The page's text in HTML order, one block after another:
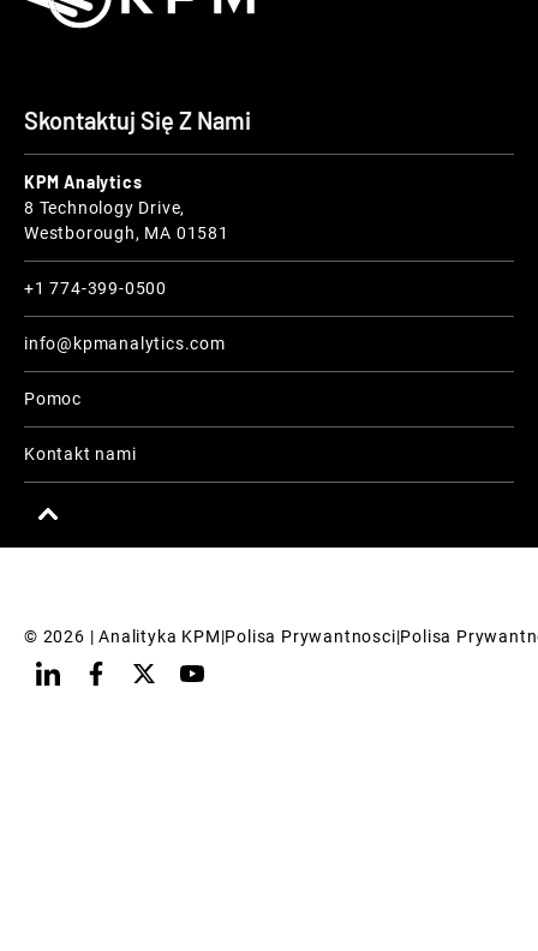
Skontaktuj Się Z Nami
KPM Analytics
8 Technology Drive,
Westborough, MA 01581
+1 774-399-0500
info@kpmanalytics.com
Pomoc
Kontakt nami
© 2026 | Analityka KPM|Polisa Prywantnosci|Polisa